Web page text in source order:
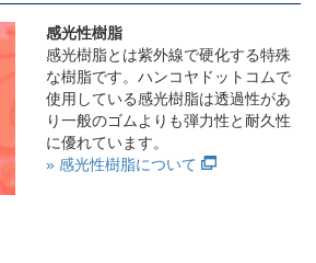
感光性樹脂
感光樹脂とは紫外線で硬化する特殊
な樹脂です。ハンコヤドットコムで
使用している感光樹脂は透過性があ
り一般のゴムよりも弾力性と耐久性
に優れています。
» 感光性樹脂について